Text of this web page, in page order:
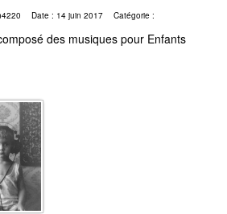
Date : 14 juin 2017 Catégorie :
des musiques pour Enfants